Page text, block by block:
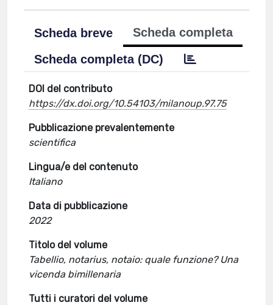
Scheda breve
Scheda completa
Scheda completa (DC)
DOI del contributo
https://dx.doi.org/10.54103/milanoup.97.75
Pubblicazione prevalentemente
scientifica
Lingua/e del contenuto
Italiano
Data di pubblicazione
2022
Titolo del volume
Tabellio, notarius, notaio: quale funzione? Una
vicenda bimillenaria
Tutti i curatori del volume